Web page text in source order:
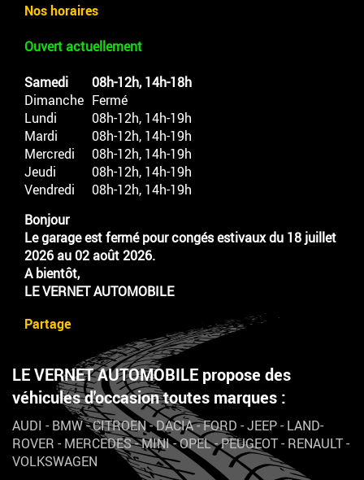
Nos horaires
Ouvert actuellement
Samedi
08h-12h, 14h-18h
Dimanche Fermé
Lundi
08h-12h, 14h-19h
Mardi
08h-12h, 14h-19h
Mercredi
08h-12h, 14h-19h
Jeudi
08h-12h, 14h-19h
Vendredi
08h-12h, 14h-19h
Bonjour
Le garage est fermé pour congés estivaux du 18 juillet
2026 au 02 août 2026.
A bientôt,
LE VERNET AUTOMOBILE
Partage
LE VERNET AUTOMOBILE propose des
véhicules d'occasion toutes marques :
AUDI - BMW-CITROEN-DACIA-FORD -JEEP- LAND-
ROVER - MERCEDES-MINI-OPEL-PEUGEOT- RENAULT-
VOLKSWAGEN